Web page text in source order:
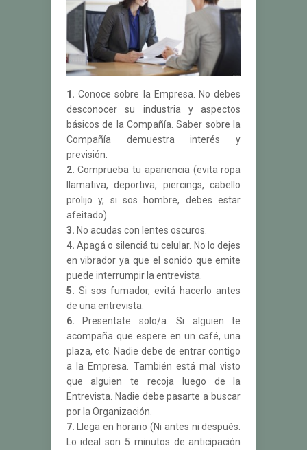
1. Conoce sobre la Empresa. No debes
desconocer su industria y aspectos
básicos de la Compañía. Saber sobre la
Compañía demuestra interés y
previsión.
2. Comprueba tu apariencia (evita ropa
llamativa, deportiva, piercings, cabello
prolijo y, si sos hombre, debes estar
afeitado).
3. No acudas con lentes oscuros.
4. Apagá o silenciá tu celular. No lo dejes
en vibrador ya que el sonido que emite
puede interrumpir la entrevista.
5. Si sos fumador, evitá hacerlo antes
de una entrevista.
6. Presentate solo/a. Si alguien te
acompaña que espere en un café, una
plaza, etc. Nadie debe de entrar contigo
a la Empresa. También está mal visto
que alguien te recoja luego de la
Entrevista. Nadie debe pasarte a buscar
por la Organización.
7. Llega en horario (Ni antes ni después.
Lo ideal son 5 minutos de anticipación